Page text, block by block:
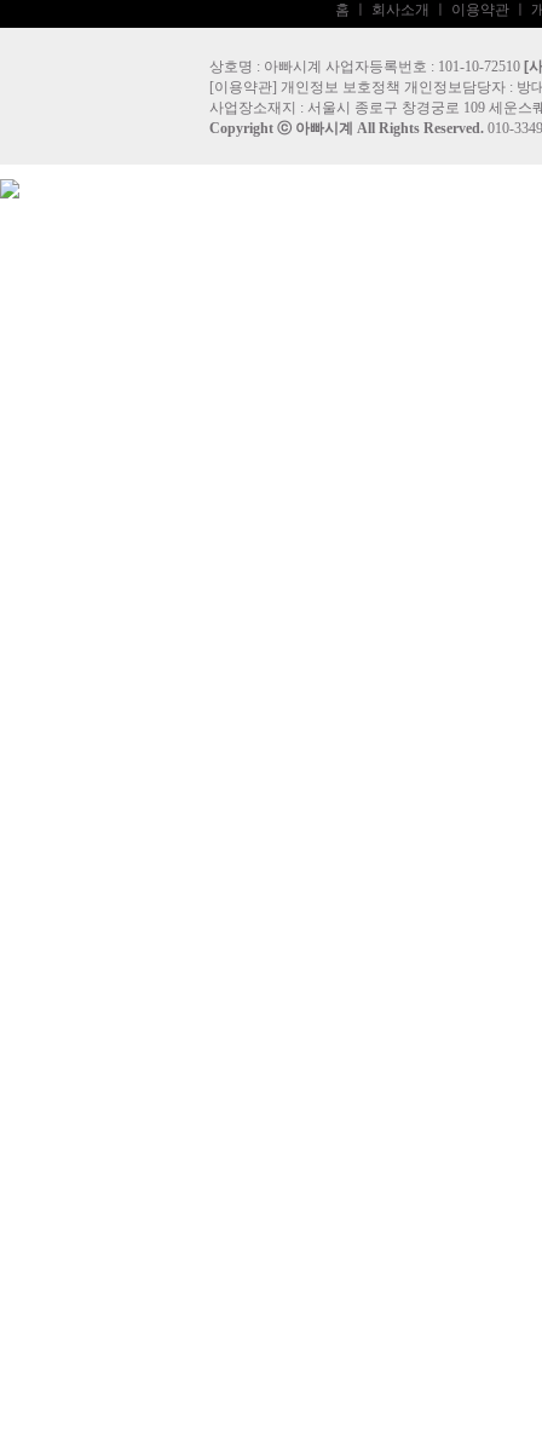
홈 회사소개 이용약관
상호명 : 아빠시계 사업자등록번호 : 101-10-72510 [
[이용약관] 개인정보 보호정책 개인정보담당자 : 방
사업장소재지 : 서울시 종로구 창경궁로 109 세운스
Copyright ⓒ 아빠시계 All Rights Reserved. 010-